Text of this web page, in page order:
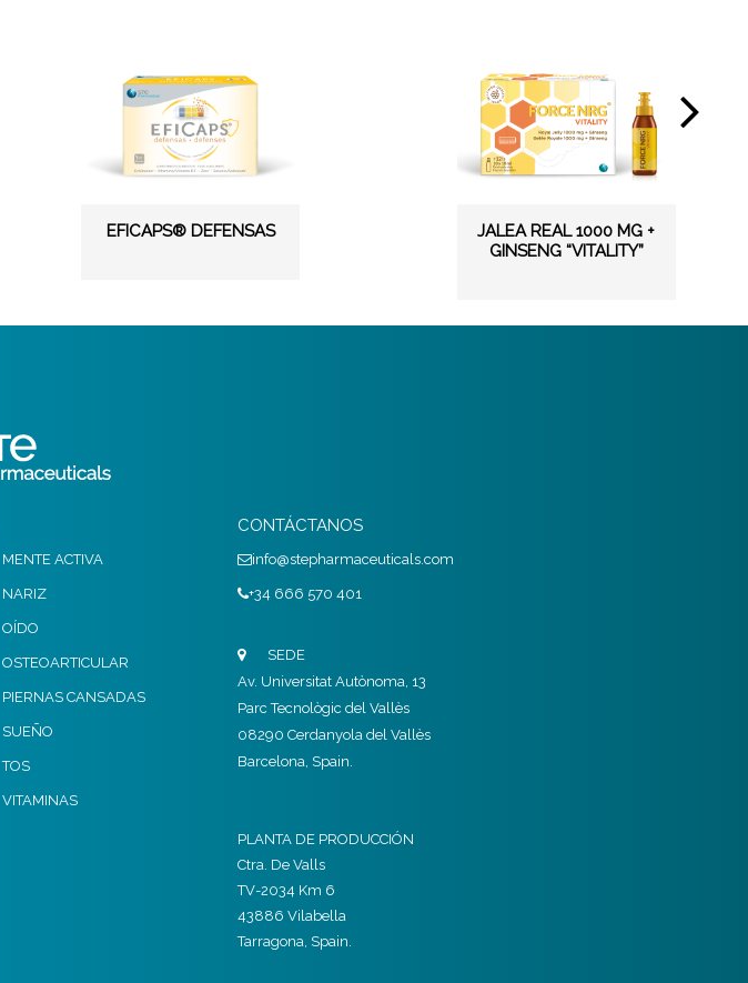
EFICAPS® DEFENSAS
JALEA REAL 1000 MG +
GINSENG “VITALITY”
MENTE ACTIVA
NARIZ
OÍDO
OSTEOARTICULAR
PIERNAS CANSADAS
SUEÑO
TOS
VITAMINAS
CONTÁCTANOS
info@stepharmaceuticals.com
+34 666 570 401
SEDE
Av. Universitat Autònoma, 13
Parc Tecnològic del Vallès
08290 Cerdanyola del Vallès
Barcelona, Spain.
PLANTA DE PRODUCCIÓN
Ctra. De Valls
TV-2034 Km 6
43886 Vilabella
Tarragona, Spain.